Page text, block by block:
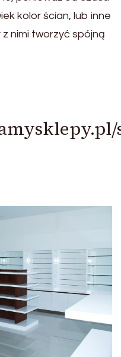
kolor ścian, lub inne
nimi tworzyć spójną